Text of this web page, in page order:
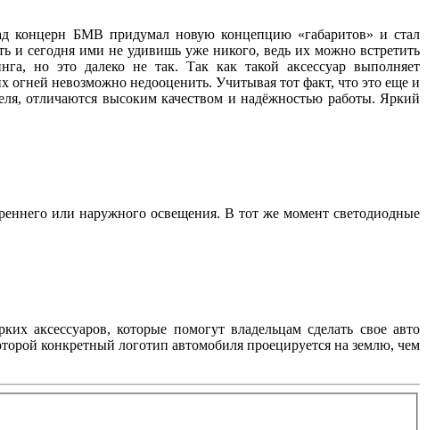
концерн БМВ придумал новую концепцию «габаритов» и стал
и сегодня ими не удивишь уже никого, ведь их можно встретить
но это далеко не так. Так как такой аксессуар выполняет
невозможно недооценить. Учитывая тот факт, что это еще и
отличаются высоким качеством и надёжностью работы. Яркий
или наружного освещения. В тот же момент светодиодные
аксессуаров, которые помогут владельцам сделать свое авто
конкретный логотип автомобиля проецируется на землю, чем